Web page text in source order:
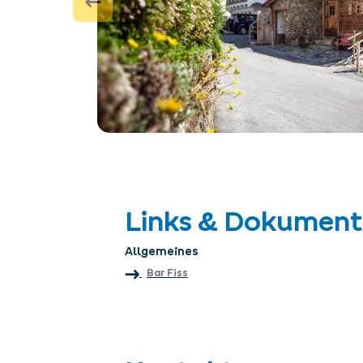
Links &
Allgemeines
Bar Fiss